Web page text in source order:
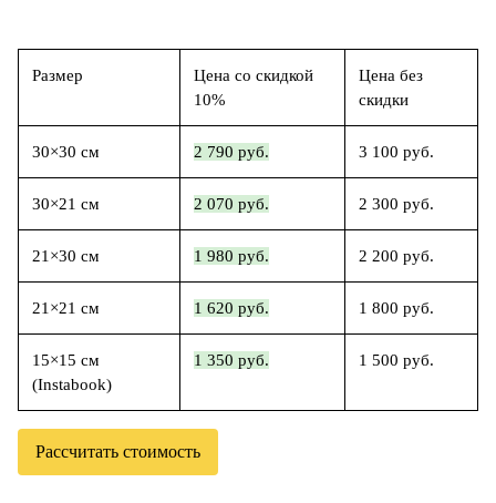
Размер
Цена со скидкой
10%
Цена без
скидки
30×30 см 2 790 руб. 3 100 руб.
30×21 см 2 070 руб. 2 300 руб.
21×30 см 1 980 руб. 2 200 руб.
21×21 см 1 620 руб. 1 800 руб.
15×15 см
(Instabook)
1 350 руб. 1 500 руб.
Рассчитать стоимость